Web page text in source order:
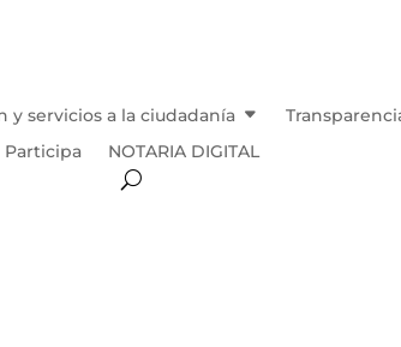
y servicios a la ciudadanía
Participa
NOTARIA DIGITAL